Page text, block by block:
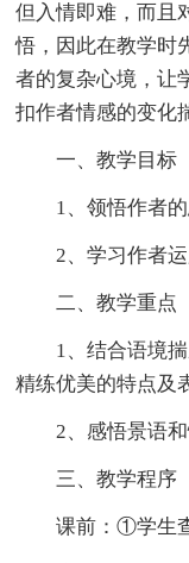
但入情即难，而且
悟，因此在教学时
者的复杂心境，让
扣作者情感的变化
一、教学目标
1、领悟作者
2、学习作者
二、教学重点
1、结合语境
精练优美的特点及
2、感悟景语
三、教学程序
课前：①学生